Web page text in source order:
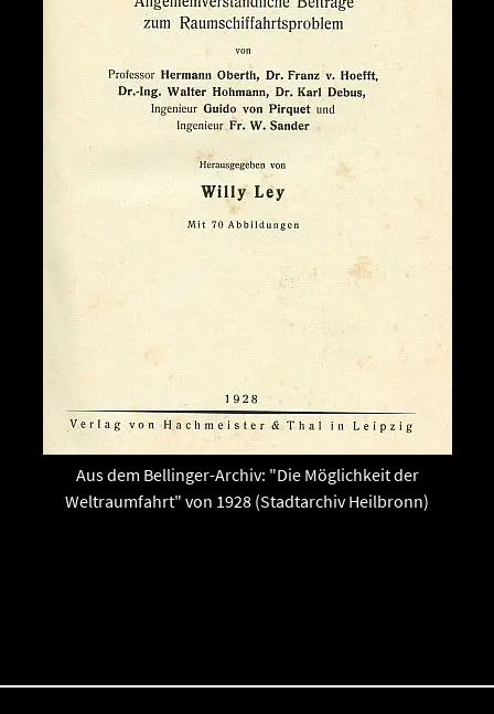
Aus dem Bellinger-Archiv: "Die Möglichkeit der
Weltraumfahrt" von 1928 (Stadtarchiv Heilbronn)